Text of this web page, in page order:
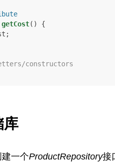
getCost()
{
constructors
库
一个ProductRepository接